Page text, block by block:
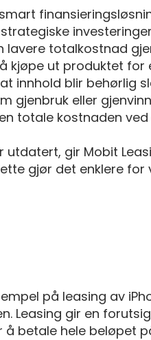
lavere totalkostnad
kjøpe ut produktet for
innhold blir behørlig
gjenbruk eller
totale kostnaden ved
utdatert, gir Mobit
gjør det enklere
på leasing av
Leasing gir en
betale hele beløpet